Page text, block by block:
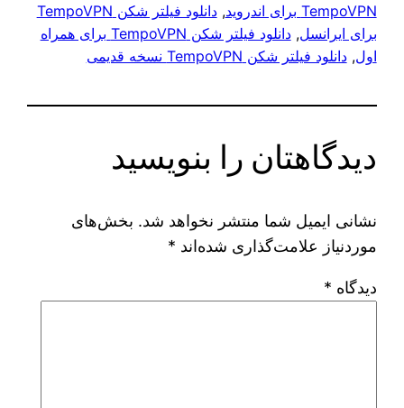
TempoVPN برای اندروید
,
دانلود فیلتر شکن TempoVPN
برای ایرانسل,
دانلود فیلتر شکن TempoVPN برای همراه
اول, دانلود فیلتر شکن TempoVPN نسخه قدیمی
دیدگاهتان را بنویسید
نشانی ایمیل شما منتشر نخواهد شد. بخش‌های
موردنیاز علامت‌گذاری شده‌اند *
دیدگاه *